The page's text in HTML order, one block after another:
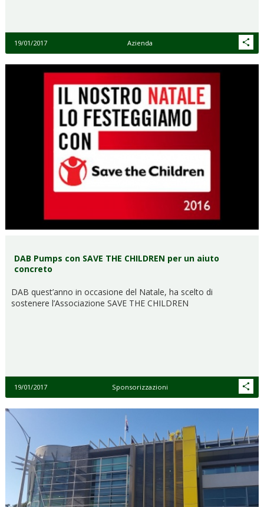
19/01/2017 Azienda
DAB Pumps con SAVE THE CHILDREN per un aiuto
concreto
DAB quest’anno in occasione del Natale, ha scelto di
sostenere l’Associazione SAVE THE CHILDREN
19/01/2017 Sponsorizzazioni